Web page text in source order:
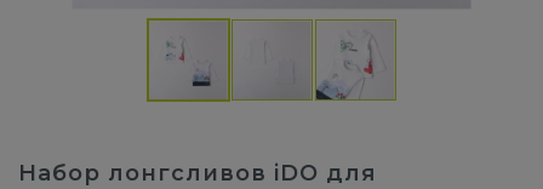
Набор лонгсливов iDO для